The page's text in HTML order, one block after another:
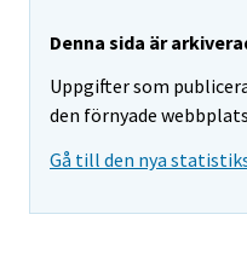
Denna sida är
Uppgifter som
den förnyade
Gå till den nya